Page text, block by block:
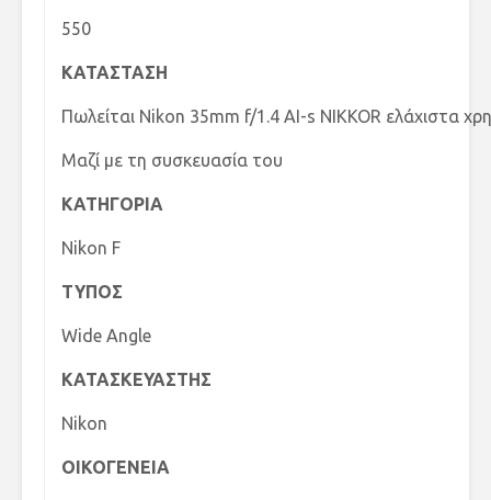
550
ΚΑΤΑΣΤΑΣΗ
Πωλείται Nikon 35mm f/1.4 AI-s NIKKOR ελάχιστα
Μαζί με τη συσκευασία του
ΚΑΤΗΓΟΡΙΑ
Nikon F
ΤΥΠΟΣ
Wide Angle
ΚΑΤΑΣΚΕΥΑΣΤΗΣ
Nikon
ΟΙΚΟΓΕΝΕΙΑ